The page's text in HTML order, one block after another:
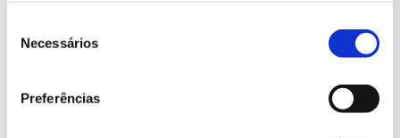
Necessários
Preferências